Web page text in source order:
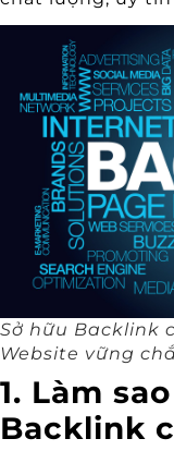
Sở hữu Backlink
Website vững
1. Làm
Backlink